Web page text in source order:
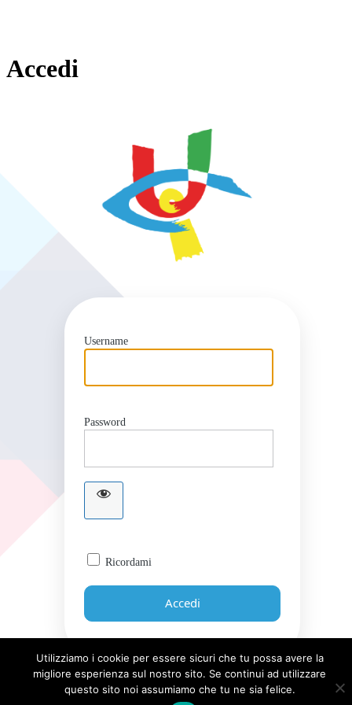
Accedi
Username
Password
Ricordami
Password dimenticata?
Utilizziamo i cookie per essere sicuri che tu possa avere la
migliore esperienza sul nostro sito. Se continui ad utilizzare
questo sito noi assumiamo che tu ne sia felice.